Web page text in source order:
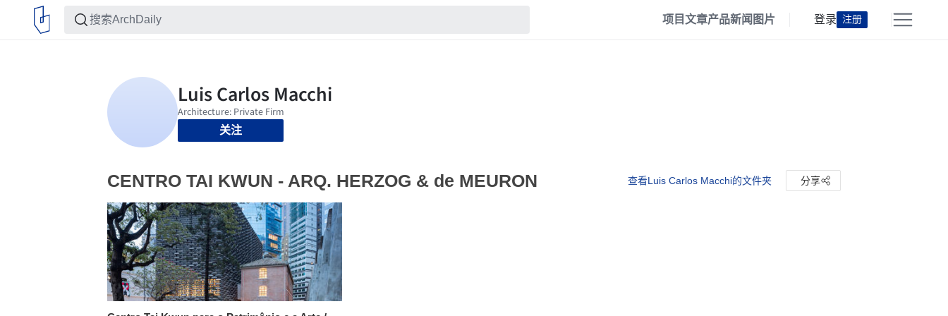
项目文章产品新闻 图片 登录 注册
关注
CENTRO TAI KWUN - ARQ. HERZOG & de MEURON 查看Luis Carlos Macchi的文件夹 分享